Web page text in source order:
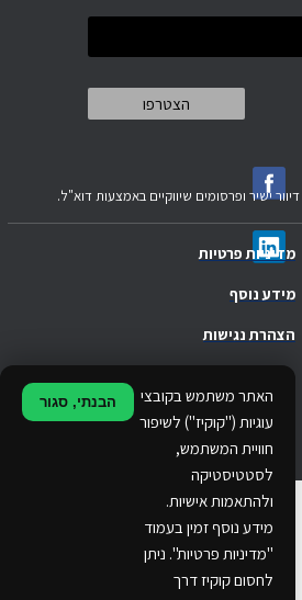
מדיניות פרטיות
האתר משתמש בקובצי
עוגיות ("קוקיז") לשיפור
חוויית המשתמש,
לסטטיסטיקה
ולהתאמות אישיות.
מידע נוסף זמין בעמוד
"מדיניות פרטיות". ניתן
לחסום קוקיז דרך
הבנתי, סגור
מידע נוסף
.
הצהרת נגישות
ישיר ופרסומים שיווקיים באמצעות דוא"ל.
© 2024 Ethos Business. All
...